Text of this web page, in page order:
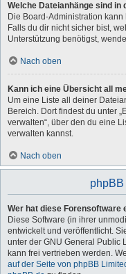
Welche Dateianhänge sind in
Die Board-Administration
Falls du dir nicht sicher bist,
Unterstützung benötigst,
Nach oben
Kann ich eine Übersicht all
Um eine Liste all deiner
Bereich. Dort findest du unter
verwalten“, über den du eine
verwalten kannst.
Nach oben
phpBB
Wer hat diese Forensoftware
Diese Software (in ihrer
entwickelt und veröffentlicht.
unter der GNU General Public
kann frei vertrieben werden.
auf der Seite von phpBB